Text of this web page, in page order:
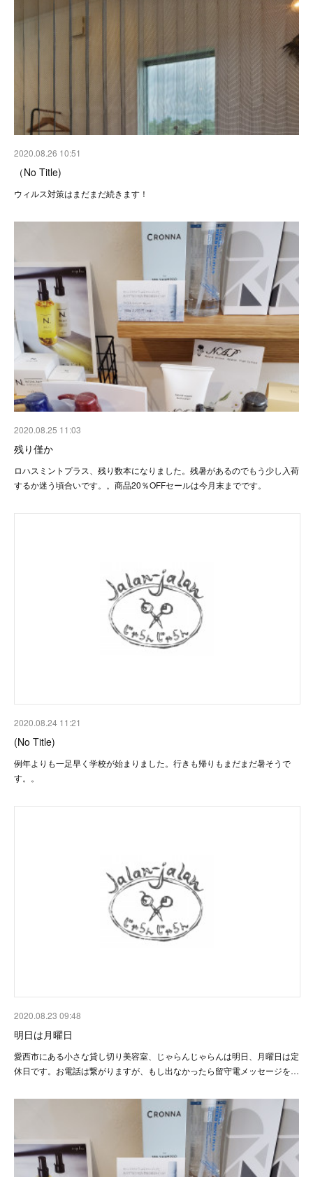
2020.08.26 10:51
（No Title)
ウィルス対策はまだまだ続きます！
2020.08.25 11:03
残り僅か
ロハスミントプラス、残り数本になりました。残暑があるのでもう少し入荷
するか迷う頃合いです。。商品20％OFFセールは今月末までです。
2020.08.24 11:21
(No Title)
例年よりも一足早く学校が始まりました。行きも帰りもまだまだ暑そうで
す。。
2020.08.23 09:48
明日は月曜日
愛西市にある小さな貸し切り美容室、じゃらんじゃらんは明日、月曜日は定
休日です。お電話は繋がりますが、もし出なかったら留守電メッセージを…